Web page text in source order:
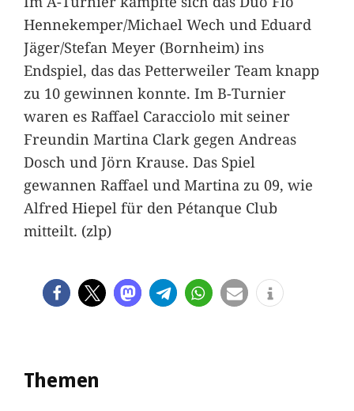
Hennekemper/Michael Wech und Eduard
Jäger/Stefan Meyer (Bornheim) ins
Endspiel, das das Petterweiler Team knapp
zu 10 gewinnen konnte. Im B-Turnier
waren es Raffael Caracciolo mit seiner
Freundin Martina Clark gegen Andreas
Dosch und Jörn Krause. Das Spiel
gewannen Raffael und Martina zu 09, wie
Alfred Hiepel für den Pétanque Club
mitteilt. (zlp)
Themen